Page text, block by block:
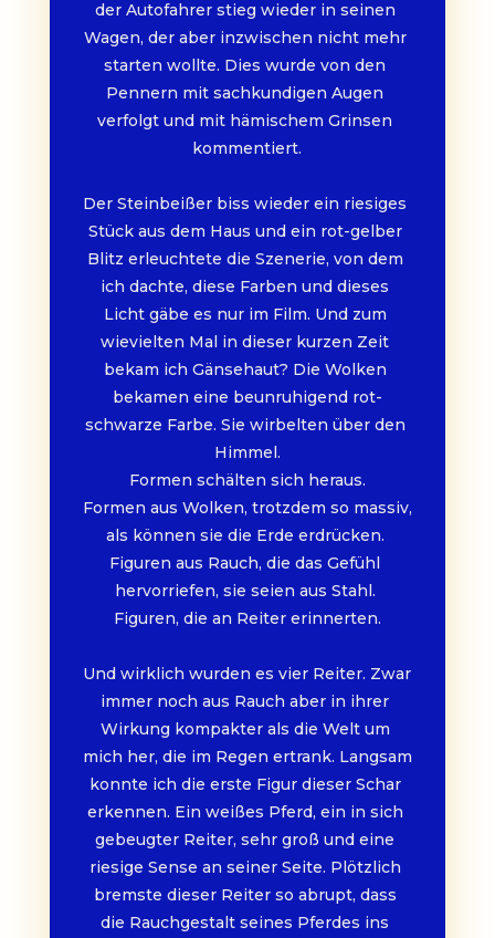
der Autofahrer stieg wieder in seinen
Wagen, der aber inzwischen nicht mehr
starten wollte. Dies wurde von den
Pennern mit sachkundigen Augen
verfolgt und mit hämischem Grinsen
kommentiert.
Der Steinbeißer biss wieder ein riesiges
Stück aus dem Haus und ein rot-gelber
Blitz erleuchtete die Szenerie, von dem
ich dachte, diese Farben und dieses
Licht gäbe es nur im Film. Und zum
wievielten Mal in dieser kurzen Zeit
bekam ich Gänsehaut? Die Wolken
bekamen eine beunruhigend rot-
schwarze Farbe. Sie wirbelten über den
Himmel.
Formen schälten sich heraus.
Formen aus Wolken, trotzdem so massiv,
als können sie die Erde erdrücken.
Figuren aus Rauch, die das Gefühl
hervorriefen, sie seien aus Stahl.
Figuren, die an Reiter erinnerten.
Und wirklich wurden es vier Reiter. Zwar
immer noch aus Rauch aber in ihrer
Wirkung kompakter als die Welt um
mich her, die im Regen ertrank. Langsam
konnte ich die erste Figur dieser Schar
erkennen. Ein weißes Pferd, ein in sich
gebeugter Reiter, sehr groß und eine
riesige Sense an seiner Seite. Plötzlich
bremste dieser Reiter so abrupt, dass
die Rauchgestalt seines Pferdes ins